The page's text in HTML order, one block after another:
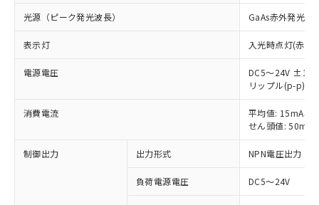
光源（ピーク発光波長） GaAs赤外発光ダ
表示灯 入光時点灯(赤色)
電源電圧
DC5～24V
リップル(p-p)
消費電流
平均値: 15mA以
せん頭値: 50mA
制御出力 出力形式 NPN電圧出力
負荷電源電圧 DC5～24V
ご利用条件
対応済み：EU RoHS指令（10物質）の
非含有に対応した製品が提供可能な商品で
す。
対応予定：EU RoHS指令（10物質）の非含
有に対応した製品に切り替える予定のある